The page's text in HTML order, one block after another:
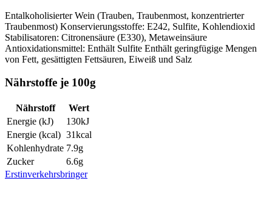
Entalkoholisierter Wein (Trauben, Traubenmost, konzentrierter
Traubenmost) Konservierungsstoffe: E242, Sulfite, Kohlendioxid
Stabilisatoren: Citronensäure (E330), Metaweinsäure
Antioxidationsmittel: Enthält Sulfite Enthält geringfügige Mengen
von Fett, gesättigten Fettsäuren, Eiweiß und Salz
Nährstoffe je 100g
Nährstoff
Wert
Energie (kJ)
130kJ
Energie (kcal) 31kcal
Kohlenhydrate 7.9g
Zucker
6.6g
Erstinverkehrsbringer